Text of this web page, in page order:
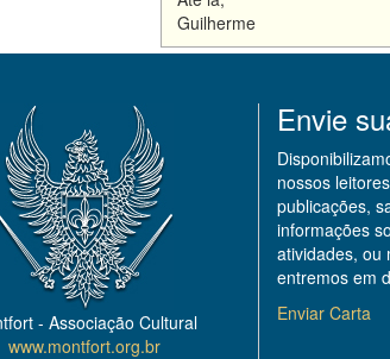
Guilherme
- Associação Cultural
www.montfort.org.br
Envie
nossos
publicações,
informações
atividades, ou
entremos em
Enviar Carta